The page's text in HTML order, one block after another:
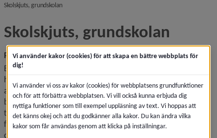
Skolskjuts, grundskolannivå i brödsmulenavigeringen
Skolskjuts, grundskolan
Rätten till skolskjuts bedöms enligt skollagen
En elev i förskoleklass och grundskolan med kommunal
huvudman har rätt till kostnadsfri skolskjuts från en plats i
anslutning till elevens hem till den plats där utbildningen
bedrivs och tillbaka, om sådan skjuts behövs med hänsyn
till, färdvägens längd, trafikförhållanden, elevens
funktionsnedsättning eller någon annan särskild
omständighet.
Vi använder kakor (cookies) för att skapa en bättre webbplats för
dig!
Vi använder vi oss av kakor (cookies) för webbplatsens grundfunktioner
och för att förbättra webbplatsen. Vi vill också kunna erbjuda dig
nyttiga funktioner som till exempel uppläsning av text. Vi hoppas att
det känns okej och att du godkänner alla kakor. Du kan ändra vilka
kakor som får användas genom att klicka på inställningar.